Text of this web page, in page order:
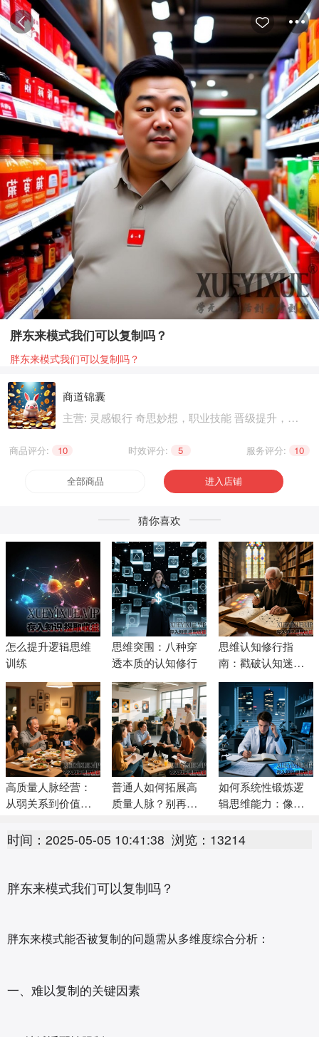
胖东来模式我们可以复制吗？
胖东来模式我们可以复制吗？
商道锦囊
主营: 灵感银行 奇思妙想，职业技能 晋级提升，兴
商品评分: 10 时效评分: 5 服务评分: 10
全部商品 进入店铺
猜你喜欢
怎么提升逻辑思维
训练
思维突围：八种穿
透本质的认知修行
思维认知修行指
南：戳破认知迷
雾，活成清醒的自
高质量人脉经营：
从弱关系到价值生
普通人如何拓展高
质量人脉？别再做
靠这4步，稳稳搭建
如何系统性锻炼逻
辑思维能力：像哲
题
时间：2025-05-05 10:41:38 浏览：13214
胖东来模式我们可以复制吗？
胖东来模式能否被复制的问题需从多维度综合分析：
一、难以复制的关键因素